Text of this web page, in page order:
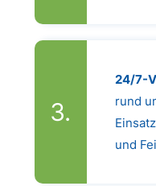
24/7-
rund
und